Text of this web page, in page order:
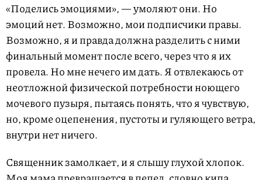
«Поделись эмоциями», — умоляют они. Но
эмоций нет. Возможно, мои подписчики правы.
Возможно, я и правда должна разделить с ними
финальный момент после всего, через что я их
провела. Но мне нечего им дать. Я отвлекаюсь от
неотложной физической потребности ноющего
мочевого пузыря, пытаясь понять, что я чувствую,
но, кроме оцепенения, пустоты и гуляющего ветра,
внутри нет ничего.
Священник замолкает, и я слышу глухой хлопок.